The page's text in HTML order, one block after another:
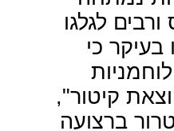
לגלגו
בעיקר כי
קיטור",
ברצועה